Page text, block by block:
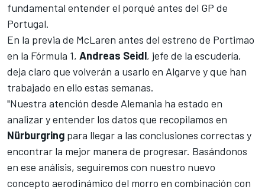
fundamental entender el porqué antes del GP de
Portugal.
En la previa de McLaren antes del estreno de Portimao
en la Fórmula 1, Andreas Seidl, jefe de la escudería,
deja claro que volverán a usarlo en Algarve y que han
trabajado en ello estas semanas.
"Nuestra atención desde Alemania ha estado en
analizar y entender los datos que recopilamos en
Nürburgring para llegar a las conclusiones correctas y
encontrar la mejor manera de progresar. Basándonos
en ese análisis, seguiremos con nuestro nuevo
concepto aerodinámico del morro en combinación con